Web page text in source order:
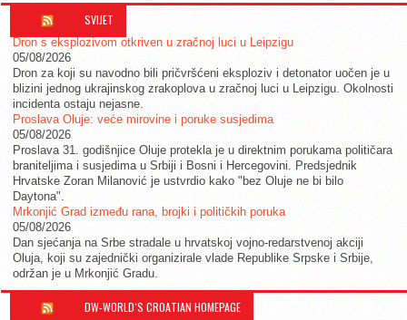
SVIJET
Dron s eksplozivom otkriven u zračnoj luci u Leipzigu
05/08/2026
Dron za koji su navodno bili pričvršćeni eksploziv i detonator uočen je u
blizini jednog ukrajinskog zrakoplova u zračnoj luci u Leipzigu. Okolnosti
incidenta ostaju nejasne.
Proslava Oluje: veće mirovine i poruke susjedima
05/08/2026
Proslava 31. godišnjice Oluje protekla je u direktnim porukama političara
braniteljima i susjedima u Srbiji i Bosni i Hercegovini. Predsjednik
Hrvatske Zoran Milanović je ustvrdio kako "bez Oluje ne bi bilo
Daytona".
Mrkonjić Grad između rana, brojki i političkih poruka
05/08/2026
Dan sjećanja na Srbe stradale u hrvatskoj vojno-redarstvenoj akciji
Oluja, koji su zajednički organizirale vlade Republike Srpske i Srbije,
održan je u Mrkonjić Gradu.
DW-WORLD´S CROATIAN HOMEPAGE